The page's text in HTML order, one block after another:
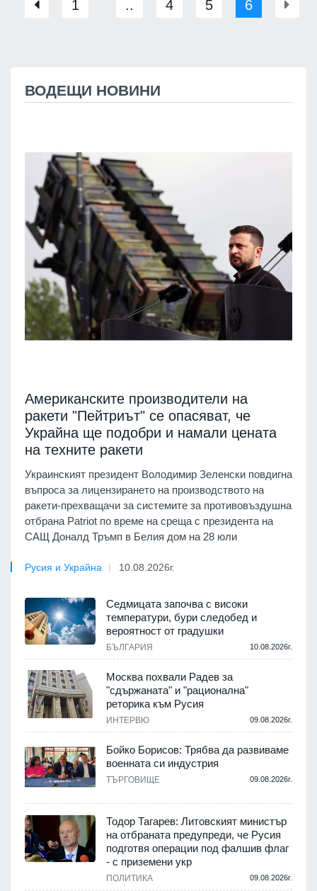
1 .. 4 5 6
ВОДЕЩИ НОВИНИ
Американските производители на
ракети "Пейтриът" се опасяват, че
Украйна ще подобри и намали цената
на техните ракети
Украинският президент Володимир Зеленски повдигна
въпроса за лицензирането на производството на
ракети-прехващачи за системите за противовъздушна
отбрана Patriot по време на среща с президента на
САЩ Доналд Тръмп в Белия дом на 28 юли
Русия и Украйна 10.08.2026г.
Седмицата започва с високи
температури, бури следобед и
вероятност от градушки
БЪЛГАРИЯ 10.08.2026г.
Москва похвали Радев за
"сдържаната" и "рационална"
реторика към Русия
ИНТЕРВЮ 09.08.2026г.
Бойко Борисов: Трябва да развиваме
военната си индустрия
ТЪРГОВИЩЕ 09.08.2026г.
Тодор Тагарев: Литовският министър
на отбраната предупреди, че Русия
подготвя операции под фалшив флаг
- с приземени укр
ПОЛИТИКА 09.08.2026г.